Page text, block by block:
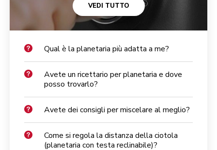
VEDI TUTTO
Qual è la planetaria più adatta a me?
Avete un ricettario per planetaria e dove
posso trovarlo?
Avete dei consigli per miscelare al meglio?
Come si regola la distanza della ciotola
(planetaria con testa reclinabile)?